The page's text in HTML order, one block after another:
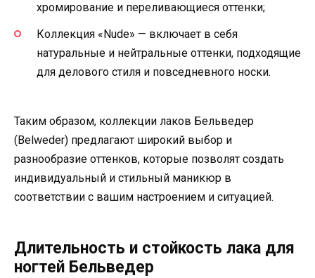
хромирование и переливающиеся оттенки;
Коллекция «Nude» — включает в себя
натуральные и нейтральные оттенки, подходящие
для делового стиля и повседневного носки.
Таким образом, коллекции лаков Бельведер
(Belweder) предлагают широкий выбор и
разнообразие оттенков, которые позволят создать
индивидуальный и стильный маникюр в
соответствии с вашим настроением и ситуацией.
Длительность и стойкость лака для
ногтей Бельведер